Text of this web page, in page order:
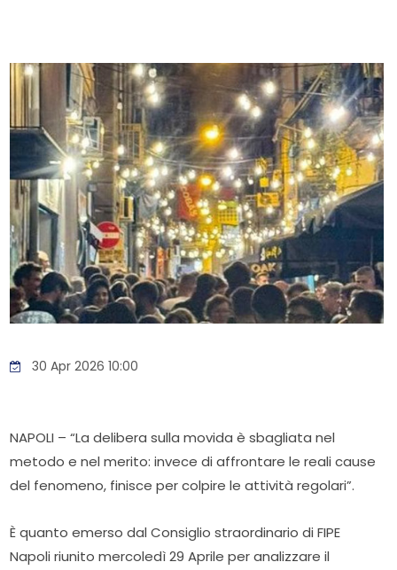
30 Apr 2026 10:00
NAPOLI – “La delibera sulla movida è sbagliata nel
metodo e nel merito: invece di affrontare le reali cause
del fenomeno, finisce per colpire le attività regolari”.
È quanto emerso dal Consiglio straordinario di FIPE
Napoli riunito mercoledì 29 Aprile per analizzare il